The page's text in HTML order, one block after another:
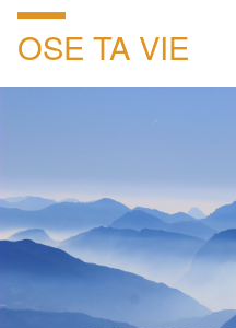
OSE TA VIE